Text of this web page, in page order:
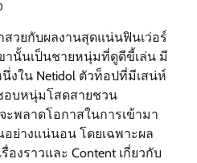
วยกับผลงานสุดแน่นฟินเว่อร์
านั้นเป็นชายหนุ่มที่ดูดีขี้เล่น มี
นึ่งใน Netidol ตัวท็อปที่มีเสน่ห์
อบหนุ่มโสดสายชวน
พลาดโอกาสในการเข้ามา
ย่างแน่นอน โดยเฉพาะผล
องราวและ Content เกี่ยวกับ